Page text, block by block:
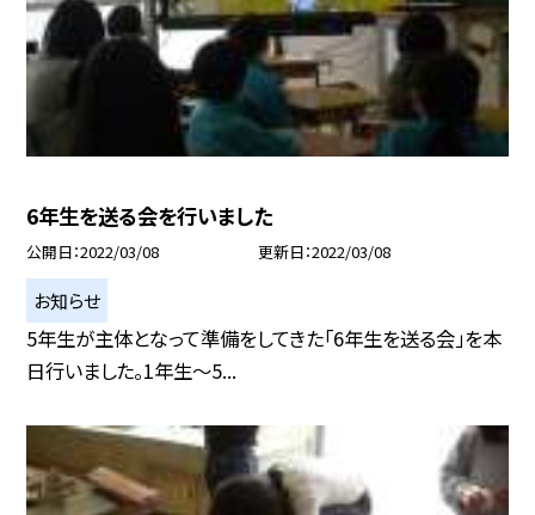
6年生を送る会を行いました
公開日 2022/03/08 更新日 2022/03/08
お知らせ
5年生が主体となって準備をしてきた「6年生を送る会」を本
日行いました。1年生〜5...